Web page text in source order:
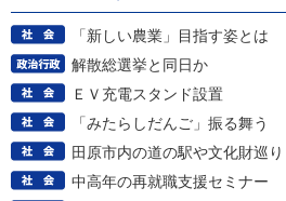
「新しい農業」目指す姿とは
解散総選挙と同日か
ＥＶ充電スタンド設置
「みたらしだんご」振る舞う
田原市内の道の駅や文化財巡り
中高年の再就職支援セミナー